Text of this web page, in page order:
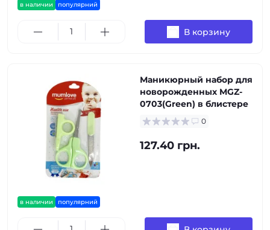
в наличии популярний
В корзину
в наличии популярний
Маникюрный набор для
новорожденных MGZ-
0703(Green) в блистере
0
127.40 грн.